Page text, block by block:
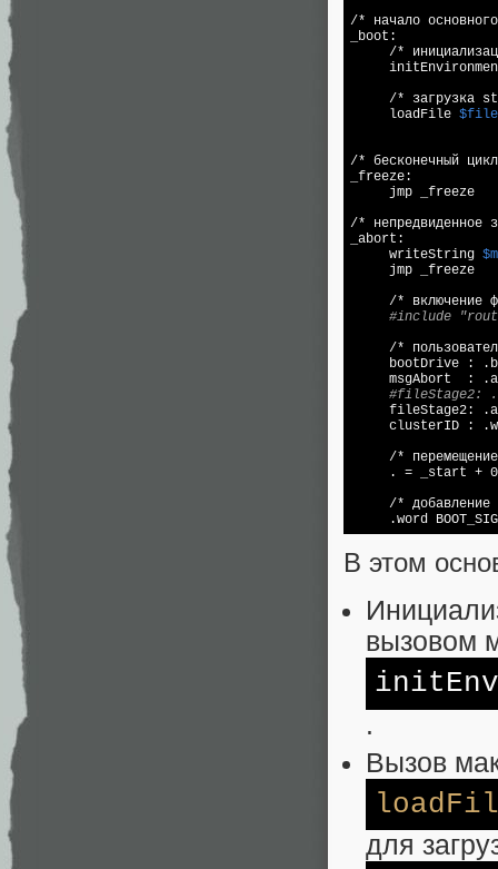
/* начало
_boot:
/*
/* загрузка
     loadFile
/* бесконечный
_freeze:
     jmp _freeze
/* непредвиденное
_abort:
     writeString
     jmp _freeze
/* включение
#include
/*
bootDrive :
msgAbort  :
#fileStage2:
fileStage2:
clusterID :
/*
. = _start +
/* добавление
.word
В этом
вызовом
.
Вызов
для